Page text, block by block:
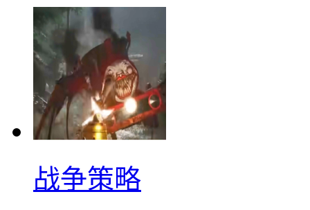
战争策略